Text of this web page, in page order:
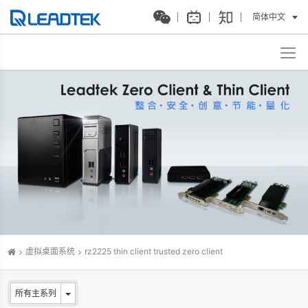
简体中文
虚拟桌面系统 rz2225 thin client trusted zero client
所有主系列